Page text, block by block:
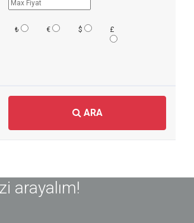
₺ € $ £
ARA
arayalım!